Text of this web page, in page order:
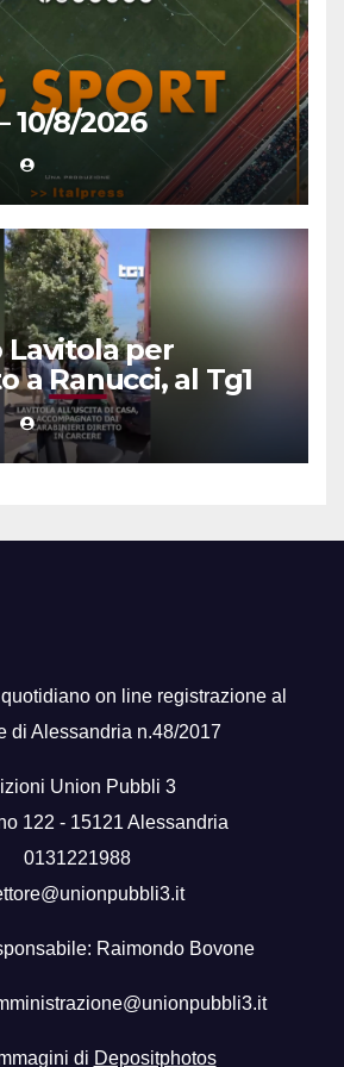
10/8/2026
per
a Ranucci, al Tg1
on line registrazione al
di Alessandria n.48/2017
Union Pubbli 3
122 - 15121 Alessandria
0131221988
Raimondo Bovone
di Depositphotos